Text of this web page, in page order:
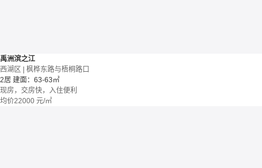
禹洲滨之江
西湖区 | 枫桦东路与梧桐路口
2居 建面：63-63㎡
现房，交房快，入住便利
均价22000 元/㎡